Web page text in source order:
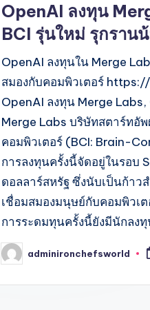
OpenAI ลงทุน
BCI รุ่นใหม่ รุกราน
OpenAI ลงทุนใน Merge
สมองกับคอมพิวเตอร์
OpenAI ลงทุน Merge
Merge Labs บริษัทสตาร์ทอั
คอมพิวเตอร์ (BCI: Brain-
การลงทุนครั้งนี้จัดอยู่ในรอบ
ดอลลาร์สหรัฐ ซึ่งนับเป็นก้าว
เชื่อมสมองมนุษย์กับคอมพิวเ
การระดมทุนครั้งนี้ยังมีนักลง
Posted
by
adminironchefsworld